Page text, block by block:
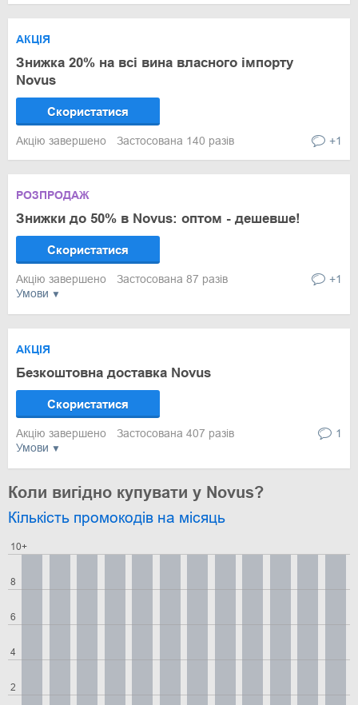
АКЦІЯ
Знижка 20% на всі вина власного імпорту
Novus
Скористатися
Акцію завершено Застосована 140 разів +1
Умови
РОЗПРОДАЖ
Знижки до 50% в Novus: оптом - дешевше!
Скористатися
Акцію завершено Застосована 87 разів +1
Умови
АКЦІЯ
Безкоштовна доставка Novus
Скористатися
Акцію завершено Застосована 407 разів 1
Коли вигідно купувати у Novus?
Кількість промокодів на місяць
2
4
6
8
10+